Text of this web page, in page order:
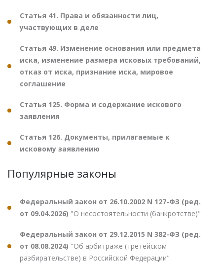
Статья 41. Права и обязанности лиц,
участвующих в деле
Статья 49. Изменение основания или предмета
иска, изменение размера исковых требований,
отказ от иска, признание иска, мировое
соглашение
Статья 125. Форма и содержание искового
заявления
Статья 126. Документы, прилагаемые к
исковому заявлению
Популярные законы
Федеральный закон от 26.10.2002 N 127-ФЗ (ред.
от 09.04.2026) "О несостоятельности (банкротстве)"
Федеральный закон от 29.12.2015 N 382-ФЗ (ред.
от 08.08.2024) "Об арбитраже (третейском
разбирательстве) в Российской Федерации"